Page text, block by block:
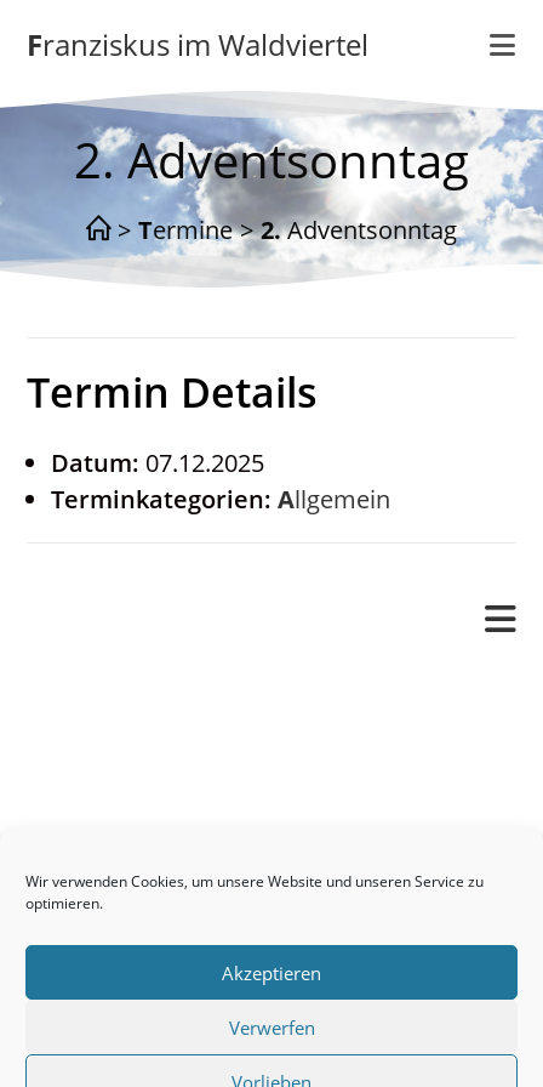
Wir verwenden Cookies, um unsere Website und unseren Service zu
optimieren.
Akzeptieren
Verwerfen
Vorlieben
Inhalt
springenFranziskus im Waldviertel
2. Adventsonntag
> Termine > 2. Adventsonntag
Termin Details
Datum: 07.12.2025
Terminkategorien:
Allgemein
Kontakt
Links
Neuigkeiten
Seelsorge / Sakramente
Caritas